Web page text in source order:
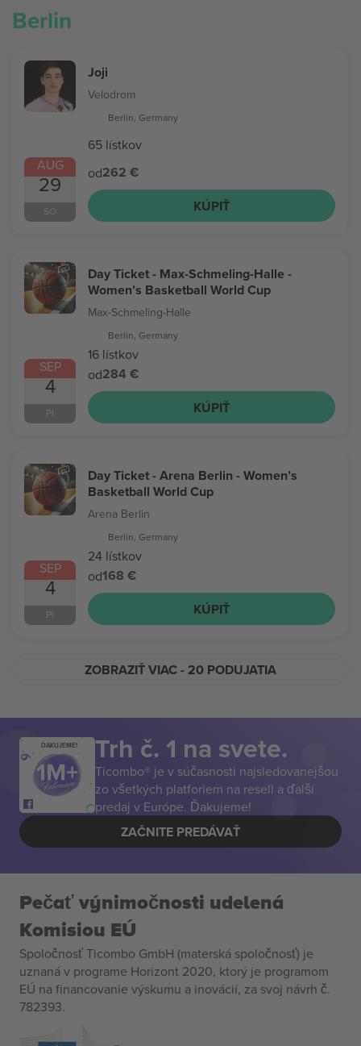
Berlin
AUG
29
SO
Joji
Velodrom
Berlin, Germany
65 lístkov
od262 €
KÚPIŤ
SEP
4
PI
Day Ticket - Max-Schmeling-Halle -
Women’s Basketball World Cup
Max-Schmeling-Halle
Berlin, Germany
16 lístkov
od284 €
KÚPIŤ
SEP
4
PI
Day Ticket - Arena Berlin - Women’s
Basketball World Cup
Arena Berlin
Berlin, Germany
24 lístkov
od168 €
KÚPIŤ
ZOBRAZIŤ VIAC- 20 PODUJATIA
ĎAKUJEME! Trh č. 1 na svete.
Ticombo® je v súčasnosti najsledovanejšou
zo všetkých platforiem na resell a ďalší
predaj v Európe. Ďakujeme!
ZAČNITE PREDÁVAŤ
Pečať výnimočnosti udelená
Komisiou EÚ
Spoločnosť Ticombo GmbH (materská spoločnosť) je
uznaná v programe Horizont 2020, ktorý je programom
EÚ na financovanie výskumu a inovácií, za svoj návrh č.
782393.